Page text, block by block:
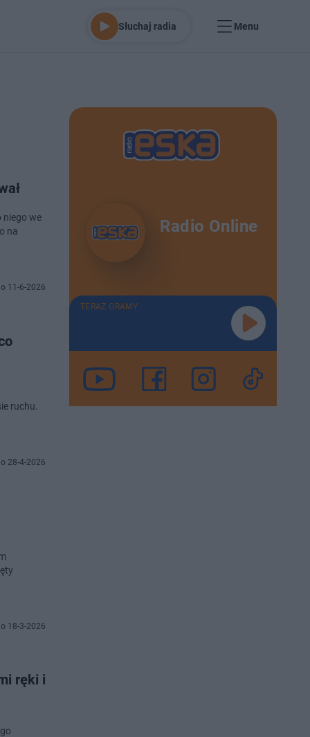
Słuchaj radia Menu
niego we
na
11-6-2026
ruchu.
28-4-2026
18-3-2026
ręki i
Radio Online
TERAZ GRAMY